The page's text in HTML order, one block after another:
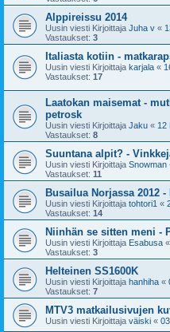
Alppireissu 2014
Uusin viesti Kirjoittaja Juha v «
Vastaukset: 3
Italiasta kotiin -
Uusin viesti Kirjoittaja karjala «
Vastaukset: 17
Laatokan maisemat -
petrosk
Uusin viesti Kirjoittaja Jaku « 12
Vastaukset: 8
Suuntana alpit? -
Uusin viesti Kirjoittaja Snowman
Vastaukset: 11
Busailua Norjassa 2012
Uusin viesti Kirjoittaja tohtori1 «
Vastaukset: 14
Niinhän se sitten meni -
Uusin viesti Kirjoittaja Esabusa «
Vastaukset: 3
Helteinen SS1600K
Uusin viesti Kirjoittaja hanhiha «
Vastaukset: 7
MTV3 matkailusivujen
Uusin viesti Kirjoittaja väiski «